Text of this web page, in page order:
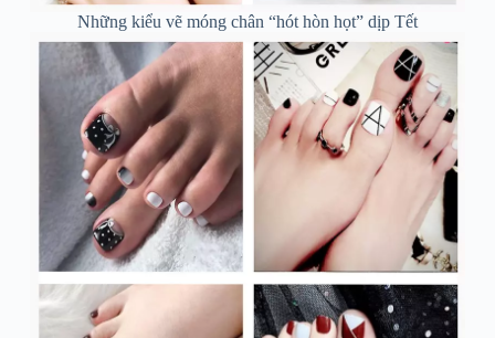
Những kiểu vẽ móng chân “hót hòn họt” dịp Tết